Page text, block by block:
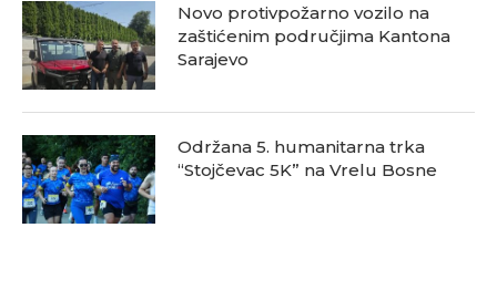
Novo protivpožarno vozilo na
zaštićenim područjima Kantona
Sarajevo
Održana 5. humanitarna trka
“Stojčevac 5K” na Vrelu Bosne